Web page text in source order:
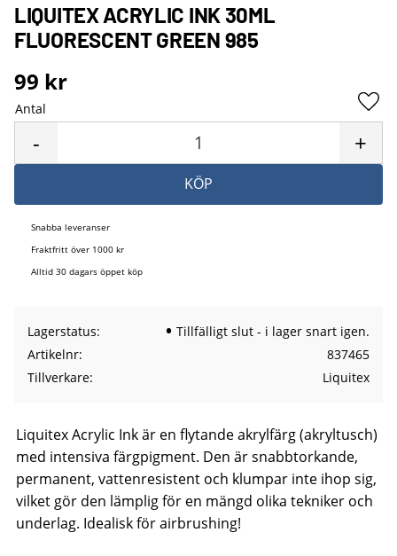
LIQUITEX ACRYLIC INK 30ML
FLUORESCENT GREEN 985
99 kr
Antal
+
-
KÖP
Snabba leveranser
Fraktfritt över 1000 kr
Alltid 30 dagars öppet köp
Lagerstatus
Tillfälligt slut - i lager snart igen.
Artikelnr
837465
Tillverkare
Liquitex
Liquitex Acrylic Ink är en flytande akrylfärg (akryltusch)
med intensiva färgpigment. Den är snabbtorkande,
permanent, vattenresistent och klumpar inte ihop sig,
vilket gör den lämplig för en mängd olika tekniker och
underlag. Idealisk för airbrushing!